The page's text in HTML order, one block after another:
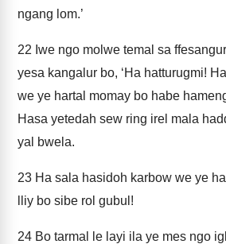
ngang lom.’
22 Iwe ngo molwe temal sa
yesa kangalur bo, ‘Ha hatturugmi!
we ye hartal momay bo habe
Hasa yetedah sew ring irel mala
yal bwela.
23 Ha sala hasidoh karbow we ye
lliy bo sibe rol gubul!
24 Bo tarmal le layi ila ye mes ngo